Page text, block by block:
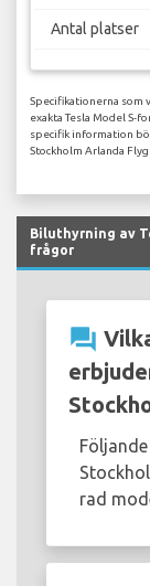
Antal platser
Specifikationerna som
exakta Tesla Model S-
specifik information
Stockholm Arlanda
Biluthyrning av
frågor
question_answer
rad